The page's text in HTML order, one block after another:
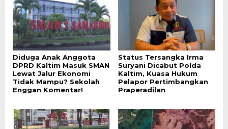
Diduga Anak Anggota
DPRD Kaltim Masuk SMAN
Lewat Jalur Ekonomi
Tidak Mampu? Sekolah
Enggan Komentar!
Status Tersangka Irma
Suryani Dicabut Polda
Kaltim, Kuasa Hukum
Pelapor Pertimbangkan
Praperadilan